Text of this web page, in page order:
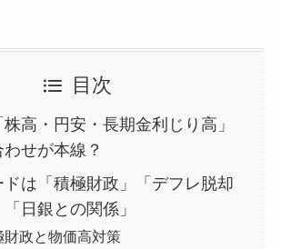
目次
高・円安・長期金利じり高」
せが本線？
ドは「積極財政」「デフレ脱却
日銀との関係」
財政と物価高対策